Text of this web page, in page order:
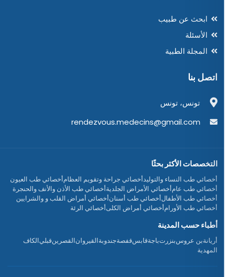
ابحث عن طبيب
الأسئلة
المجلة الطبية
اتصل بنا
تونس، تونس
التخصصات الأكثر بحثًا
أخصائي طب النساء والتوليدأخصائي جراحة وتقويم العظامأخصائي طب العيون
أخصائي طب عامأخصائي الأمراض الجلديةأخصائي طب الأذن والأنف والحنجرة
أخصائي طب الأطفالأخصائي طب أسنانأخصائي أمراض القلب و والشرايين
أخصائي طب الأورام أخصائي أمراض الكلىأخصائي الرئة
أطباء حسب المدينة
أريانةبن عروسبنزرتباجةقابسقفصةجندوبةالقيروانالقصرين قبليالكاف
المهدية